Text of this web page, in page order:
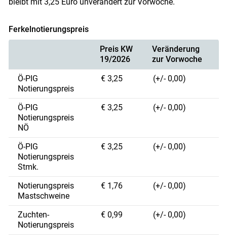
Ferkelnotierungspreis
Preis KW
19/2026
Veränderung
zur Vorwoche
Ö-PIG
Notierungspreis
€ 3,25 (+/- 0,00)
Ö-PIG
Notierungspreis
NÖ
€ 3,25 (+/- 0,00)
Ö-PIG
Notierungspreis
Stmk.
€ 3,25 (+/- 0,00)
Notierungspreis
Mastschweine
€ 1,76 (+/- 0,00)
Zuchten-
Notierungspreis
€ 0,99 (+/- 0,00)